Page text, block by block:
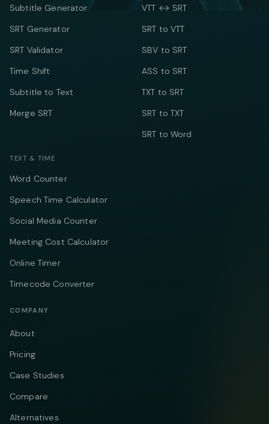
Subtitle Generator
SRT Generator
SRT Validator
Time Shift
Subtitle to Text
Merge SRT
VTT ↔ SRT
SRT to VTT
SBV to SRT
ASS to SRT
TXT to SRT
SRT to TXT
SRT to Word
TEXT & TIME
Word Counter
Speech Time Calculator
Social Media Counter
Meeting Cost Calculator
Online Timer
Timecode Converter
COMPANY
About
Pricing
Case Studies
Compare
Alternatives